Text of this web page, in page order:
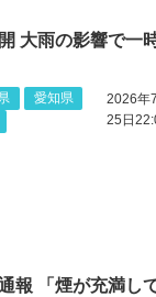
大雨の影響で一
愛知県
2026年
25日
報 「煙が充満し